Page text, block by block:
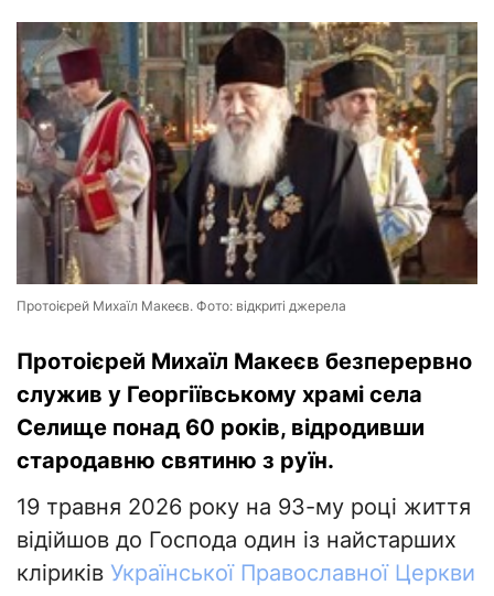
Протоієрей Михаїл Макеєв. Фото: відкриті джерела
Протоієрей Михаїл Макеєв безперервно
служив у Георгіївському храмі села
Селище понад 60 років, відродивши
стародавню святиню з руїн.
19 травня 2026 року на 93-му році життя
відійшов до Господа один із найстарших
кліриків Української Православної Церкви